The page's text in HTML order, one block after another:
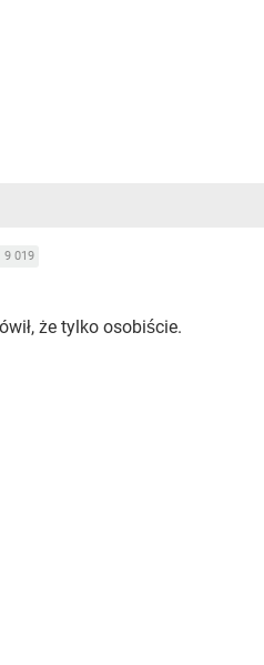
9 019
że tylko osobiście.